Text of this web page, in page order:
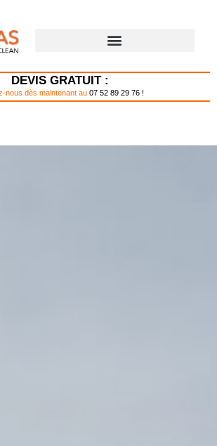
DEVIS GRATUIT :
nous dès maintenant au 07 52 89 29 76 !